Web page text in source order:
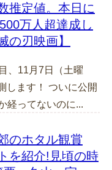
推定値。本日に
万人超達成し
の刃映画】
、11月7日（土曜
します！ ついに公開
経ってないのに...
のホタル観賞
を紹介!見頃の時